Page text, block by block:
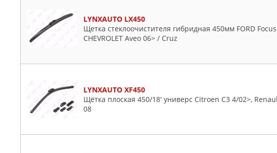
LYNXAUTO LX450
Щетка стеклоочистителя гибридная 450мм FORD
CHEVROLET Aveo 06> / Cruz
LYNXAUTO XF450
Щётка плоская 450/18' универс Citroen C3 4/02>,
08